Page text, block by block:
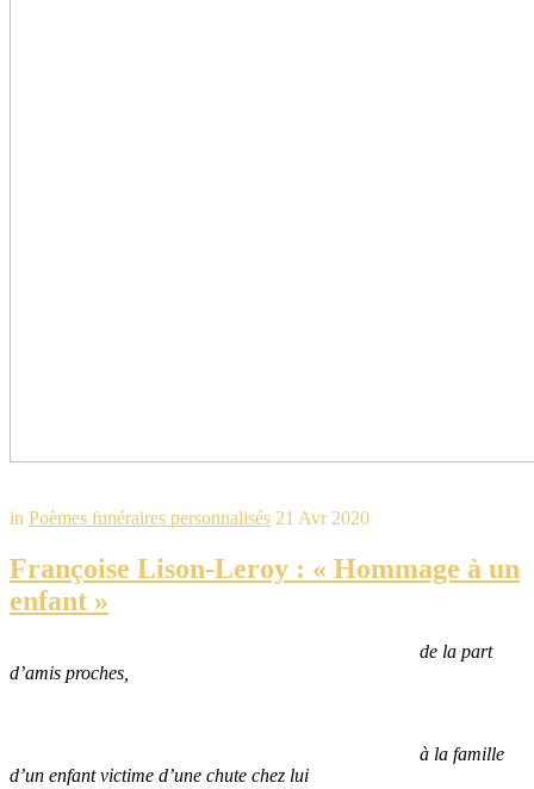
in Poèmes funéraires personnalisés 21 Avr 2020
Françoise Lison-Leroy : « Hommage à un
enfant »
de la part
d’amis proches,
à la famille
d’un enfant victime d’une chute chez lui